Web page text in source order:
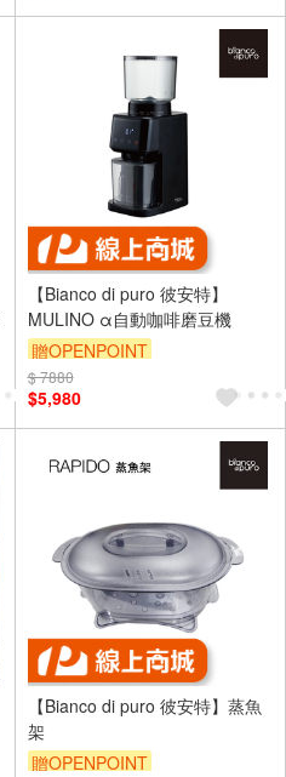
【Bianco di puro 彼安特】
MULINO α自動咖啡磨豆機
贈OPENPOINT
$ 7880
$5,980
【Bianco di puro 彼安特】蒸魚
架
贈OPENPOINT